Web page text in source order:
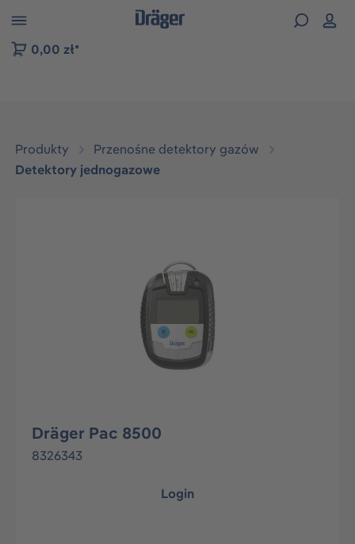
do nawigacji na platformie B2B
0,00 zł*
Produkty
Przenośne detektory gazów
Detektory jednogazowe
Dräger Pac 8500
8326343
Login